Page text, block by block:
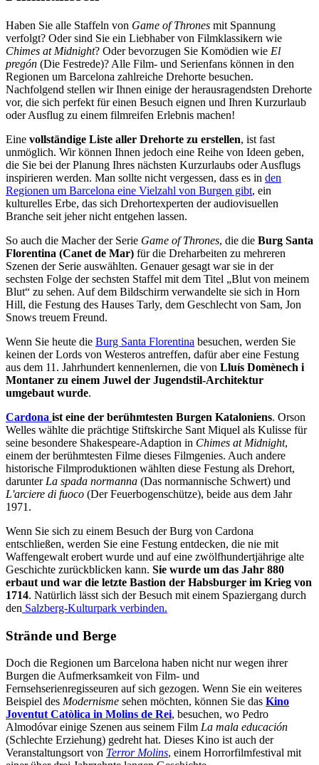
Haben Sie alle Staffeln von Game of Thrones mit Spannung
verfolgt? Oder sind Sie ein Liebhaber von Filmklassikern wie
Chimes at Midnight? Oder bevorzugen Sie Komödien wie El
pregón (Die Festrede)? Alle Film- und Serienfans können in den
Regionen um Barcelona zahlreiche Drehorte besuchen.
Nachfolgend stellen wir Ihnen einige der herausragendsten Drehorte
vor, die sich perfekt für einen Besuch eignen und Ihren Kurzurlaub
oder Ausflug zu einem filmreifen Erlebnis machen!
Eine vollständige Liste aller Drehorte zu erstellen, ist fast
unmöglich. Wir können Ihnen jedoch eine Reihe von Ideen geben,
die Sie bei der Planung Ihres nächsten Kurzurlaubs oder Ausflugs
inspirieren werden. Man sollte nicht vergessen, dass es in den
Regionen um Barcelona eine Vielzahl von Burgen gibt, ein
kulturelles Erbe, das sich Drehortexperten der audiovisuellen
Branche seit jeher nicht entgehen lassen.
So auch die Macher der Serie Game of Thrones, die die Burg Santa
Florentina (Canet de Mar) für die Dreharbeiten zu mehreren
Szenen der Serie auswählten. Genauer gesagt war sie in der
sechsten Folge der sechsten Staffel mit dem Titel „Blut von meinem
Blut“ zu sehen. Auf dem Bildschirm verwandelte sie sich in Horn
Hill, die Festung des Hauses Tarly, dem Geschlecht von Sam, Jon
Snows treuem Freund.
Wenn Sie heute die Burg Santa Florentina besuchen, werden Sie
keinen der Lords von Westeros antreffen, dafür aber eine Festung
aus dem 11. Jahrhundert kennenlernen, die von Lluís Domènech i
Montaner zu einem Juwel der Jugendstil-Architektur
umgebaut wurde.
Cardona ist eine der berühmtesten Burgen Kataloniens. Orson
Welles wählte die prächtige Stiftskirche Sant Miquel als Kulisse für
seine besondere Shakespeare-Adaption in Chimes at Midnight,
einem der berühmtesten Filme dieses Filmgenies. Auch andere
historische Filmproduktionen wählten diese Festung als Drehort,
darunter La spada normanna (Das normannische Schwert) und
L'arciere di fuoco (Der Feuerbogenschütze), beide aus dem Jahr
1971.
Wenn Sie sich zu einem Besuch der Burg von Cardona
entschließen, werden Sie eine Festung entdecken, die nie mit
Waffengewalt erobert wurde und auf eine zwölfhundertjährige alte
Geschichte zurückblicken kann. Sie wurde um das Jahr 880
erbaut und war die letzte Bastion der Habsburger im Krieg von
1714. Natürlich lässt sich der Besuch mit einem Spaziergang durch
den Salzberg-Kulturpark verbinden.
Strände und Berge
Doch die Regionen um Barcelona haben nicht nur wegen ihrer
Burgen die Aufmerksamkeit von Film- und
Fernsehserienregisseuren auf sich gezogen. Wenn Sie ein weiteres
Beispiel des Modernisme sehen möchten, können Sie das Kino
Joventut Catòlica in Molins de Rei, besuchen, wo Pedro
Almodóvar einige Szenen aus seinem Film La mala educación
(Schlechte Erziehung) gedreht hat. Dieses Kino ist auch der
Veranstaltungsort von Terror Molins, einem Horrorfilmfestival mit